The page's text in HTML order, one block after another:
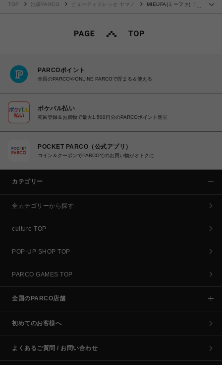
…
TOP 池袋PARCO ビューティドレッセ ヤマノ
MIEUFA(ミーファ) フ
PARCOポイント
全国のPARCOやONLINE PARCOで貯まる＆使える
ポケパル払い
初回登録＆お買物で最大1,500円分のPARCOポイント進呈
POCKET PARCO（公式アプリ）
コイン＆クーポンでPARCOでのお買い物がオトクに
カテゴリー
全カテゴリーから探す
culture TOP
POP-UP SHOP TOP
PARCO GAMES TOP
全国のPARCO店舗
初めてのお客様へ
よくあるご質問 / お問い合わせ